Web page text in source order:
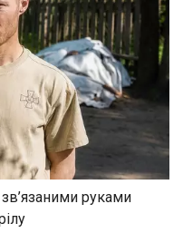
зв’язаними руками